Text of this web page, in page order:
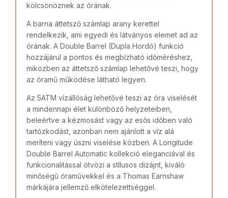
kölcsönöznek az órának.
A barna áttetsző számlap arany kerettel
rendelkezik, ami egyedi és látványos elemet ad az
órának. A Double Barrel (Dupla Hordó) funkció
hozzájárul a pontos és megbízható időméréshez,
miközben az áttetsző számlap lehetővé teszi, hogy
az óramű működése látható legyen.
Az 5ATM vízállóság lehetővé teszi az óra viselését
a mindennapi élet különböző helyzeteiben,
beleértve a kézmosást vagy az esős időben való
tartózkodást, azonban nem ajánlott a víz alá
meríteni vagy úszni viselése közben. A Longitude
Double Barrel Automatic kollekció eleganciával és
funkcionalitással ötvözi a stílusos dizájnt, kiváló
minőségű óraművekkel és a Thomas Earnshaw
márkájára jellemző elkötelezettséggel.